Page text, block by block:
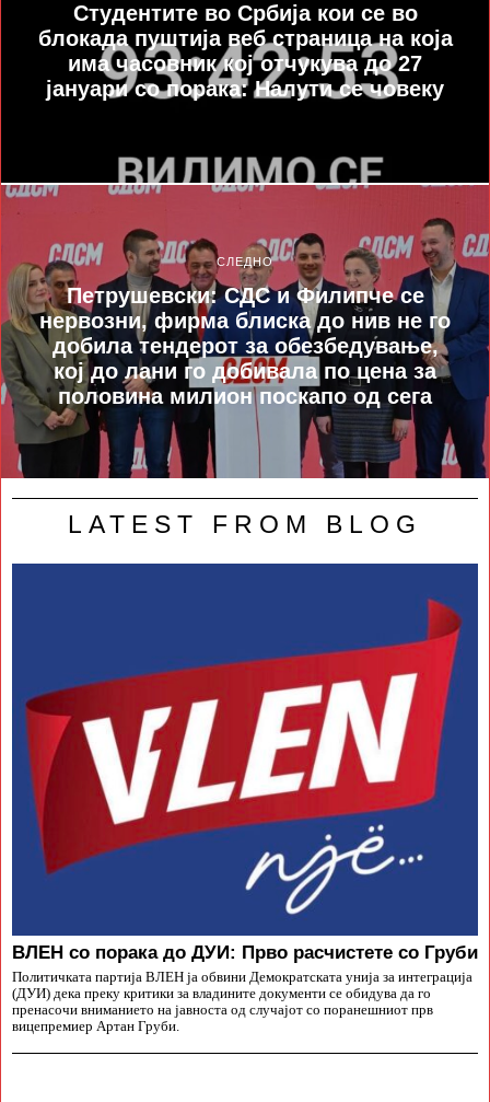
Студентите во Србија кои се во
блокада пуштија веб страница на која
има часовник кој отчукува до 27
јануари со порака: Налути се човеку
СЛЕДНО
Петрушевски: СДС и Филипче се
нервозни, фирма блиска до нив не го
добила тендерот за обезбедување,
кој до лани го добивала по цена за
половина милион поскапо од сега
LATEST FROM BLOG
ВЛЕН со порака до ДУИ: Прво расчистете со Груби
Политичката партија ВЛЕН ја обвини Демократската унија за интеграција
(ДУИ) дека преку критики за владините документи се обидува да го
пренасочи вниманието на јавноста од случајот со поранешниот прв
вицепремиер Артан Груби.